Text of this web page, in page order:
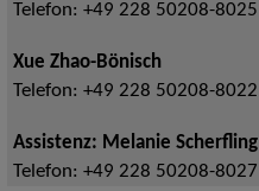
Telefon: +49 228 50208-8025
Xue Zhao-Bönisch
Telefon: +49 228 50208-8022
Assistenz: Melanie Scherfling
Telefon: +49 228 50208-8027